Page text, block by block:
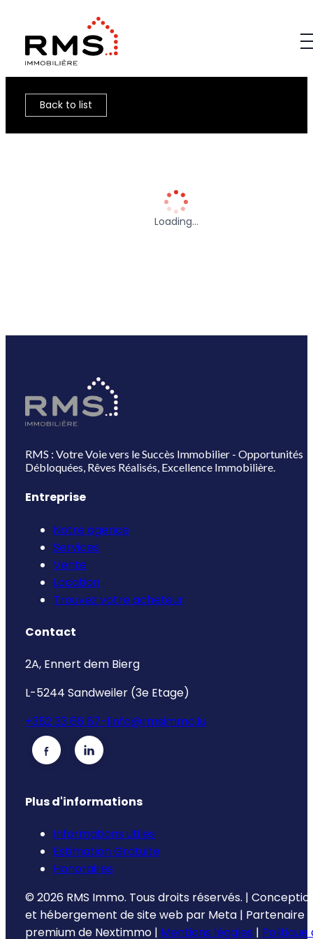
Back to list
Loading…
RMS : Votre Voie vers le Succès Immobilier - Opportunités
Débloquées, Rêves Réalisés, Excellence Immobilière.
Entreprise
Notre agence
Services
Vente
Location
Trouvez votre acheteur
Contact
2A, Ennert dem Bierg
L-5244 Sandweiler (3e Etage)
+352 33 66 67-1info@rmsimmo.lu
Plus d'informations
Informations utiles
Estimation Gratuite
Honoraires
© 2026 RMS Immo. Tous droits réservés. |
et hébergement de site web par Meta | Partenaire
premium de Nextimmo | Mentions légales | Politique